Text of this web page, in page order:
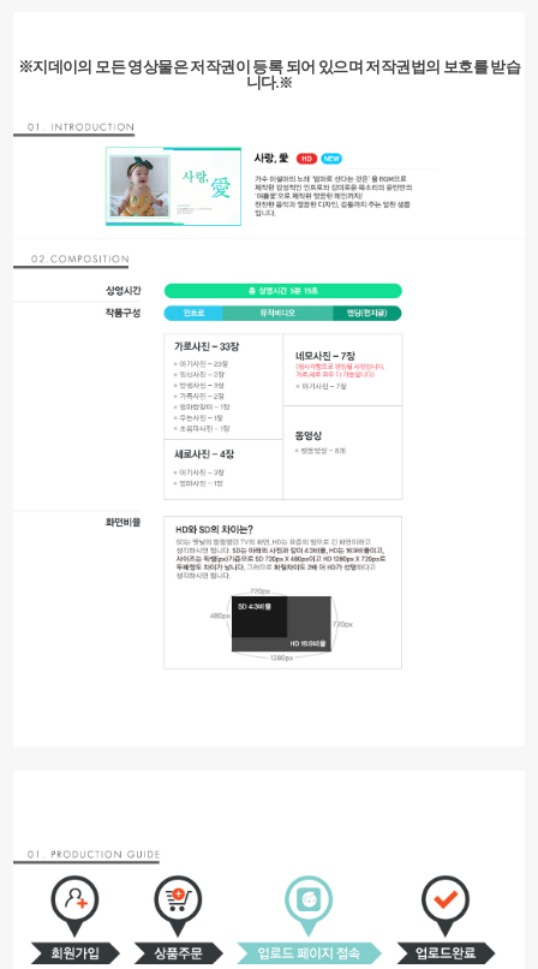
※지데이의 모든 영상물은 저작권이 등록 되어 있으며 저작권법의 보호를 받습
니다.※